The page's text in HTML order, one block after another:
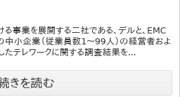
事業を展開する二社である、デルと、EMC
中小企業（従業員数1～99人）の経営者およ
テレワークに関する調査結果を...
きを読む